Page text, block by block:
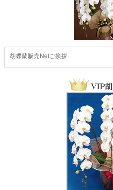
胡蝶蘭販売Netご挨拶